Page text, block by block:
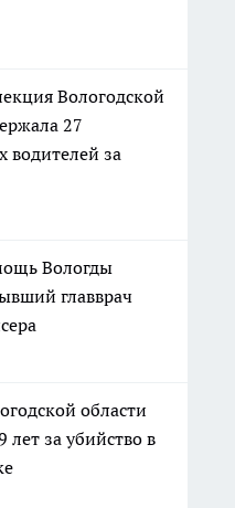
Вологодской
27
водителей за
Вологды
главврач
области
лет за убийство в